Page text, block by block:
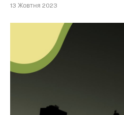
13 Жовтня 2023